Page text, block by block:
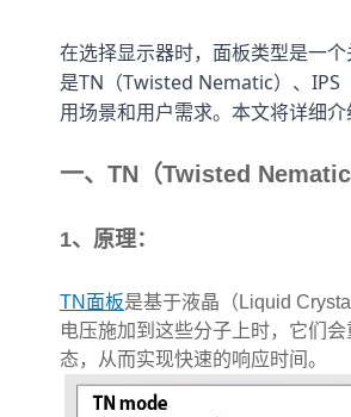
在选择显示器时，面板类型是一
是TN（Twisted Nematic）、
用场景和用户需求。本文将详细介
一、TN（Twisted
1、原理：
TN面板是基于液晶（Liquid
电压施加到这些分子上时，它们
态，从而实现快速的响应时间。